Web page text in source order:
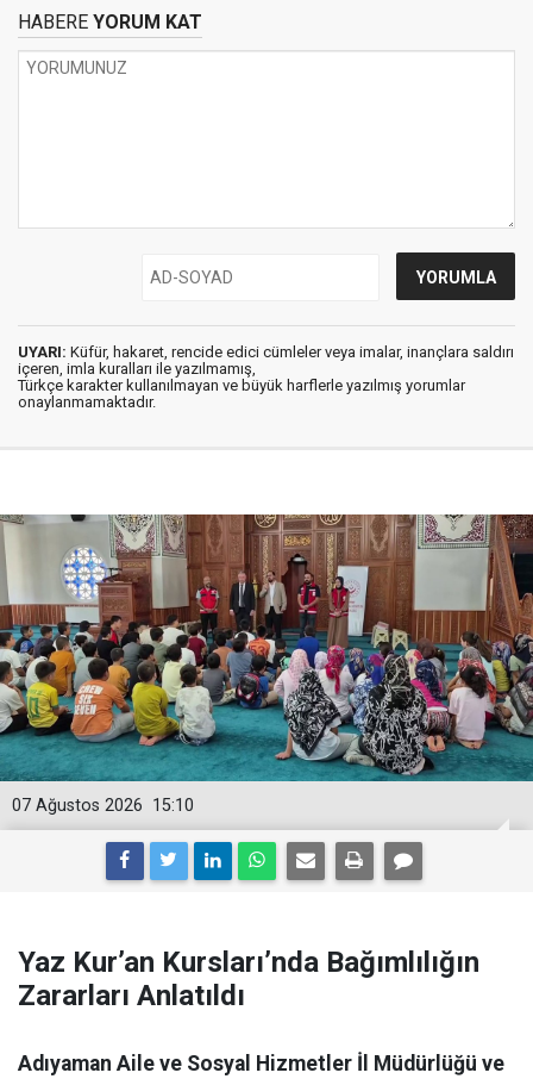
HABERE YORUM KAT
UYARI: Küfür, hakaret, rencide edici cümleler veya imalar, inançlara saldırı
içeren, imla kuralları ile yazılmamış,
Türkçe karakter kullanılmayan ve büyük harflerle yazılmış yorumlar
onaylanmamaktadır.
15:10
07 Ağustos 2026
Yaz Kur’an Kursları’nda Bağımlılığın
Zararları Anlatıldı
Adıyaman Aile ve Sosyal Hizmetler İl Müdürlüğü ve